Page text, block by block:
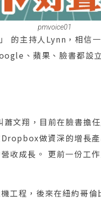
pmvoice01
」 的主持人Lynn，相信
、蘋果、臉書都設
蕭文翔，目前在臉書擔
做資深的增長
收成長。 更前一份工
工程，後來在紐約哥